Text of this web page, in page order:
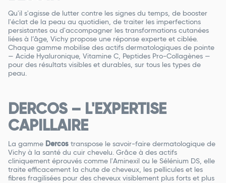
Qu'il s'agisse de lutter contre les signes du temps, de booster
l'éclat de la peau au quotidien, de traiter les imperfections
persistantes ou d'accompagner les transformations cutanées
liées à l’âge, Vichy propose une réponse experte et ciblée.
Chaque gamme mobilise des actifs dermatologiques de pointe
— Acide Hyaluronique, Vitamine C, Peptides Pro-Collagènes —
pour des résultats visibles et durables, sur tous les types de
peau.
DERCOS – L'EXPERTISE
CAPILLAIRE
La gamme Dercos transpose le savoir-faire dermatologique de
Vichy à la santé du cuir chevelu. Grâce à des actifs
cliniquement éprouvés comme l'Aminexil ou le Sélénium DS, elle
traite efficacement la chute de cheveux, les pellicules et les
fibres fragilisées pour des cheveux visiblement plus forts et plus